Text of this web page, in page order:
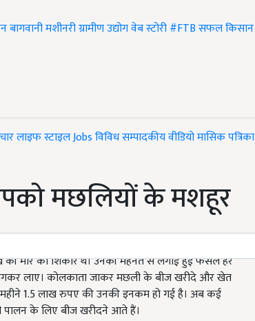
बागवानीमशीनरीग्रामीण उद्योगवेब स्टोरी#FTBसफल किसान
लाइफ स्टाइलJobsविविधसम्पादकीयवीडियोमासिक पत्रिका
मछलियों के मशहूर
मार का शिकार थे। उनकी मेहनत से लगाई हुई फसल हर
लाए। कोलकाता जाकर मछली के बीज खरीदे और खेत
1.5 लाख रुपए की उनकी इनकम हो गई है। अब कई
पालन के लिए बीज खरीदने आते हैं।